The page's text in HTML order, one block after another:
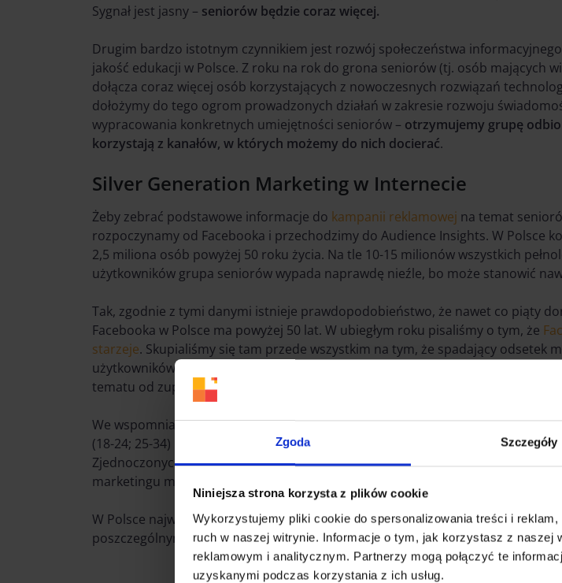
Zgoda Szczegóły
Niniejsza strona korzysta z plików cookie
Wykorzystujemy pliki cookie do spersonalizowania treści i
ruch w naszej witrynie. Informacje o tym, jak korzystasz z naszej
reklamowym i analitycznym. Partnerzy mogą połączyć te
uzyskanymi podczas korzystania z ich usług.
Sygnał jest jasny – seniorów będzie coraz więcej.
Drugim bardzo istotnym czynnikiem jest rozwój społeczeństwa
jakość edukacji w Polsce. Z roku na rok do grona seniorów (tj. osób mających
dołącza coraz więcej osób korzystających z nowoczesnych rozwiązań
dołożymy do tego ogrom prowadzonych działań w zakresie rozwoju
wypracowania konkretnych umiejętności seniorów – otrzymujemy grupę
korzystają z kanałów, w których możemy do nich docierać.
Silver Generation Marketing w Internecie
Żeby zebrać podstawowe informacje do kampanii reklamowej na temat
rozpoczynamy od Facebooka i przechodzimy do Audience Insights. W Polsce
2,5 miliona osób powyżej 50 roku życia. Na tle 10-15 milionów wszystkich
użytkowników grupa seniorów wypada naprawdę nieźle, bo może stanowić
Tak, zgodnie z tymi danymi istnieje prawdopodobieństwo, że nawet co piąty
Facebooka w Polsce ma powyżej 50 lat. W ubiegłym roku pisaliśmy o tym, że
starzeje. Skupialiśmy się tam przede wszystkim na tym, że spadający odsetek
użytkowników to niepokojąca wiadomość dla ekipy z Menlo Park, ale tym razem
tematu od zupełnie innej strony.
We wspomnianej publikacji porównywaliśmy liczbę użytkowników Facebooka z
(18-24; 25-34) i tych najstarszych (45+). O ile podobną wielkość grupy 18-24 i 45-
Zjednoczonych traktowaliśmy wówczas jako złą wiadomość – to mówiąc o
marketingu możemy się tylko cieszyć.
W Polsce największą grupą nadal są osoby młodsze, natomiast w USA różnice
poszczególnymi segmentami (przede wszystkim wśród kobiet) są coraz